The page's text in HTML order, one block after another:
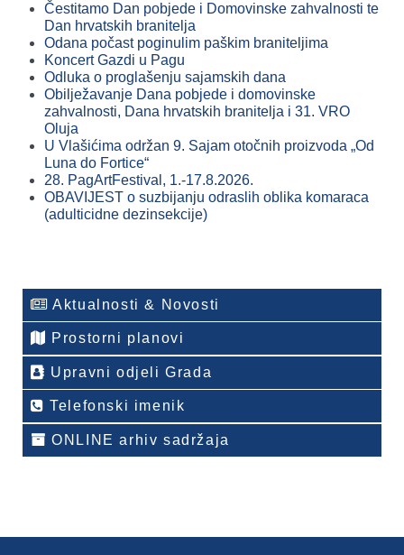
Čestitamo Dan pobjede i Domovinske zahvalnosti te
Dan hrvatskih branitelja
Odana počast poginulim paškim braniteljima
Koncert Gazdi u Pagu
Odluka o proglašenju sajamskih dana
Obilježavanje Dana pobjede i domovinske
zahvalnosti, Dana hrvatskih branitelja i 31. VRO
Oluja
U Vlašićima održan 9. Sajam otočnih proizvoda „Od
Luna do Fortice“
28. PagArtFestival, 1.-17.8.2026.
OBAVIJEST o suzbijanju odraslih oblika komaraca
(adulticidne dezinsekcije)
Aktualnosti & Novosti
Prostorni planovi
Upravni odjeli Grada
Telefonski imenik
ONLINE arhiv sadržaja